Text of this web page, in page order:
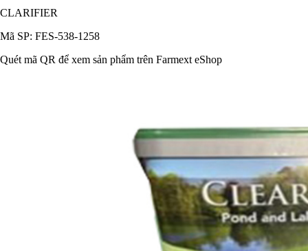
CLARIFIER
Mã SP: FES-538-1258
Quét mã QR để xem sản phẩm trên Farmext eShop